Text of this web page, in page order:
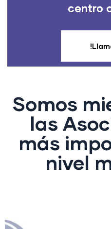
centro
Somos
las
más
nivel